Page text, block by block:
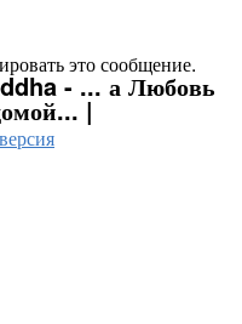
это сообщение.
- ... а Любовь
|